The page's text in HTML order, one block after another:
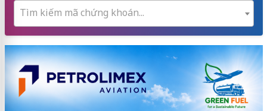
Tìm kiếm mã chứng khoán...